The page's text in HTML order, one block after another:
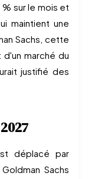
sur le mois et
maintient une
Sachs, cette
marché du
justifié des
déplacé par
Sachs